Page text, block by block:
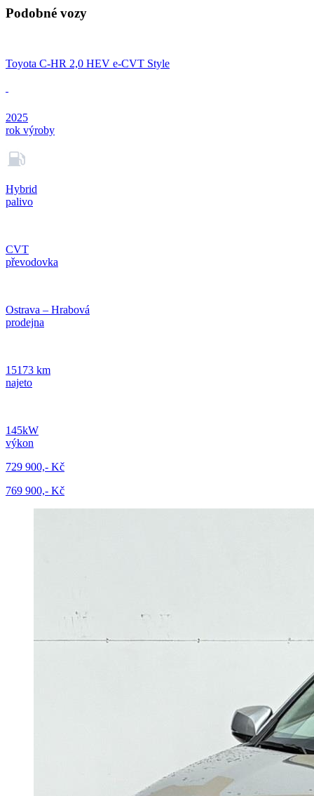
Podobné vozy
Toyota C-HR 2,0 HEV e-CVT Style
2025
rok výroby
Hybrid
palivo
CVT
převodovka
Ostrava – Hrabová
prodejna
15173 km
najeto
145kW
výkon
729 900,- Kč
769 900,- Kč